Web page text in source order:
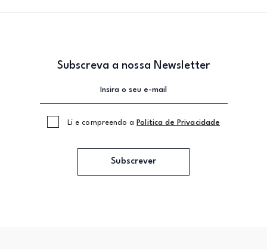
Subscreva a nossa Newsletter
Li e compreendo a Politica de Privacidade
Subscrever